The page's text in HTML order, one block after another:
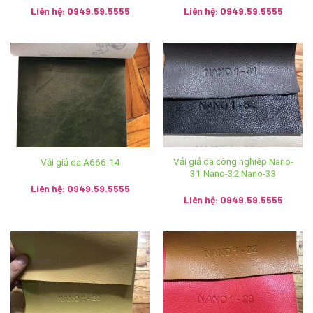
MST: 0107440229
Trụ Sở Chính: Số 196 ngõ Hoà Bình, tổ 7 phường Cự Khối,
quận Long Biên, thành phố Hà Nội
Showroom: Số 2 Trần Phú, phường Hàng Bông, quận Hoàn
Kiếm, thành phố Hà Nội
Hệ thống Ánh vải giả da trên toàn quốc:
024.3928.5599
Cơ sở 2: 120 Hùng Vương, T.P Huế – SĐT:
0234.3938.968
Cơ sở 3: 31 Tô Hiến Thành, P.Quang Trung, T.p Vinh –
Liên hệ: 0949.59.5555 Liên hệ: 0949.59.5555
Vải giả da A666-14
Liên hệ: 0949.59.5555
Vải giả da công nghiệp Nano-
31 Nano-32 Nano-33
Liên hệ: 0949.59.5555